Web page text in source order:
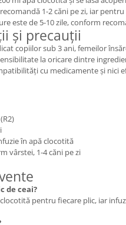
1-2 căni pe zi, iar
este de 5-10 zile, conform
și precauții
copiilor sub 3 ani, femeilor
la oricare dintre
cu medicamente și nici
în apă clocotită
vârstei, 1-4 căni pe zi
de ceai?
pentru fiecare plic, iar